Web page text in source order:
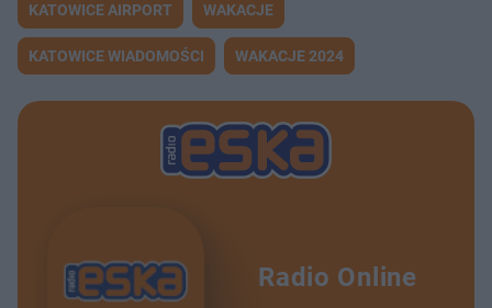
KATOWICE AIRPORT WAKACJE
KATOWICE WIADOMOŚCI WAKACJE 2024
Radio Online